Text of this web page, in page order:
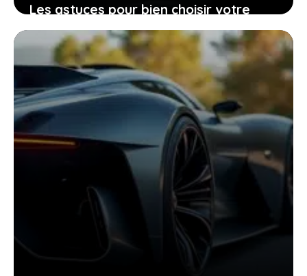
Les astuces pour bien choisir votre
Peugeot 206 d’occasion grâce à sa
fiche technique
25 janvier 2026